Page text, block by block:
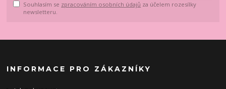
Souhlasím se zpracováním osobních údajů za účelem rozesílky
newsletteru.
INFORMACE PRO ZÁKAZNÍKY